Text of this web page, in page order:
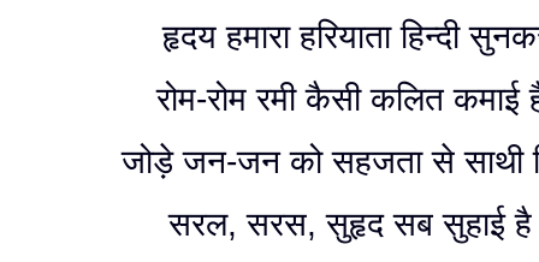
हृदय हमारा हरियाता हिन्दी
रोम-रोम रमी कैसी कलित कमाई
जोड़े जन-जन को सहजता से साथी
सरल, सरस, सुहृद सब सुहाई